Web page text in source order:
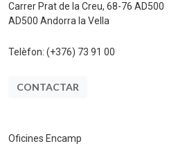
Carrer Prat de la Creu, 68-76 AD500
AD500 Andorra la Vella
Telèfon: (+376) 73 91 00
CONTACTAR
Oficines Encamp